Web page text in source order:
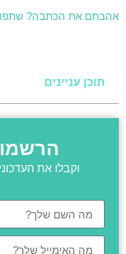
אהבתם את הכתבה?
תוכן עניינים
הרשמו
וקבלו את